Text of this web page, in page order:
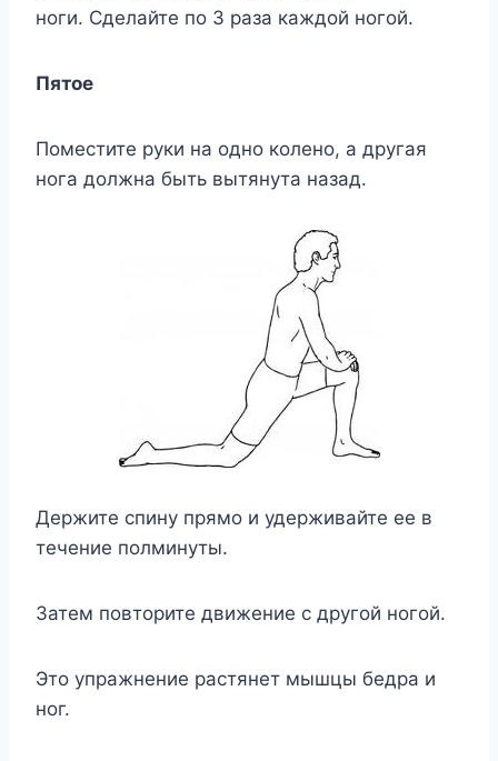
ноги. Сделайте по 3 раза каждой ногой.
Пятое
Поместите руки на одно колено, а другая
нога должна быть вытянута назад.
Держите спину прямо и удерживайте ее в
течение полминуты.
Затем повторите движение с другой ногой.
Это упражнение растянет мышцы бедра и
ног.